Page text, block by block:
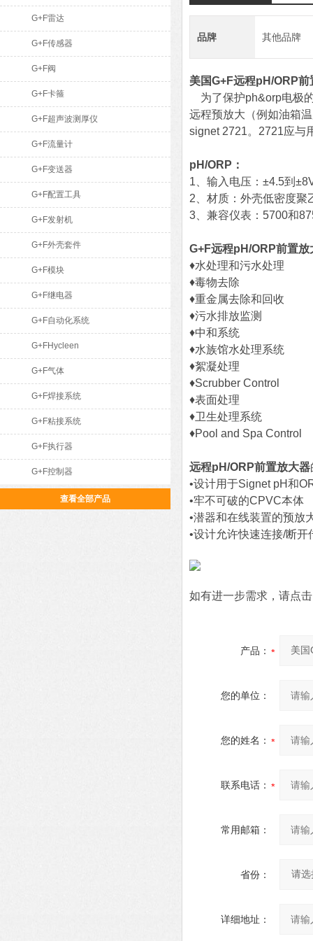
G+F雷达
G+F传感器
G+F阀
G+F卡箍
G+F超声波测厚仪
G+F流量计
G+F变送器
G+F配置工具
G+F发射机
G+F外壳套件
G+F模块
G+F继电器
G+F自动化系统
G+FHycleen
G+F气体
G+F焊接系统
G+F粘接系统
G+F执行器
G+F控制器
查看全部产品
品牌 其他品牌
美国G+F远程pH/ORP前
为了保护ph&orp电极
远程预放大（例如油箱
signet 2721。2721应与
pH/ORP：
1、 输入电压：±4.5到
2、 材质：外壳低密度聚
3、 兼容仪表：5700和
G+F远程pH/ORP前置放
♦水处理和污水处理
♦毒物去除
♦重金属去除和回收
♦污水排放监测
♦中和系统
♦水族馆水处理系统
♦絮凝处理
♦Scrubber Control
♦表面处理
♦卫生处理系统
♦Pool and Spa Control
远程pH/ORP前置放大器
•设计用于Signet pH和
•牢不可破的CPVC本体
•潜器和在线装置的预放
•设计允许快速连接/断开
如有进一步需求，请点
产品：
您的单位：
您的姓名：
联系电话：
常用邮箱：
省份：
详细地址：